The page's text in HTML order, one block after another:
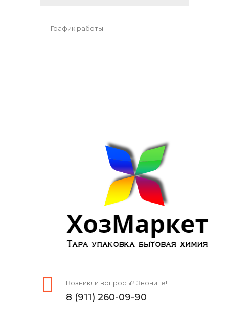
График работы
Возникли вопросы? Звоните!
8 (911) 260-09-90